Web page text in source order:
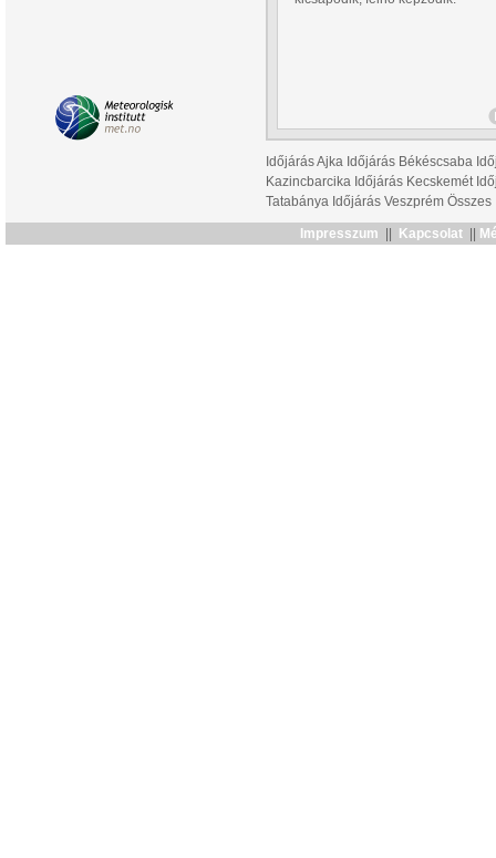
Időjárás Ajka Időjárás Békéscsaba
Kazincbarcika Időjárás Kecskemét
Tatabánya Időjárás Veszprém Összes
Impresszum Kapcsolat